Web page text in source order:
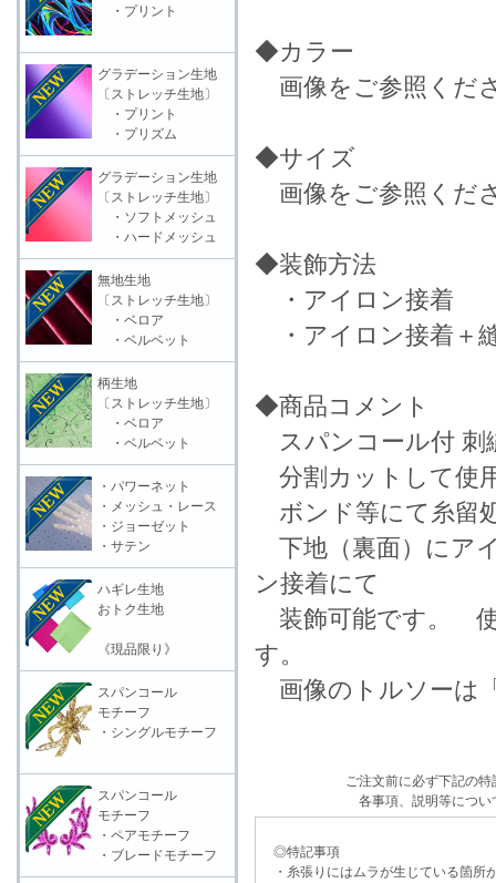
◆カラー
画像をご参照くだ
◆サイズ
画像をご参照くだ
◆装飾方法
・アイロン接着
・アイロン接着＋
◆商品コメント
スパンコール付 刺
分割カットして使
ボンド等にて糸留
下地（裏面）にア
ン接着にて
装飾可能です。 使
す。
画像のトルソーは
ご注文前に必ず下記の
各事項、説明等につい
◎特記事項
・糸張りにはムラが生じている箇所
・プリント
グラデーション生地
〔ストレッチ生地〕
・プリント
・プリズム
グラデーション生地
〔ストレッチ生地〕
・ソフトメッシュ
・ハードメッシュ
無地生地
〔ストレッチ生地〕
・ベロア
・ベルベット
柄生地
〔ストレッチ生地〕
・ベロア
・ベルベット
・パワーネット
・メッシュ・レース
・ジョーゼット
・サテン
ハギレ生地
おトク生地
《現品限り》
スパンコール
モチーフ
・シングルモチーフ
スパンコール
モチーフ
・ペアモチーフ
・ブレードモチーフ